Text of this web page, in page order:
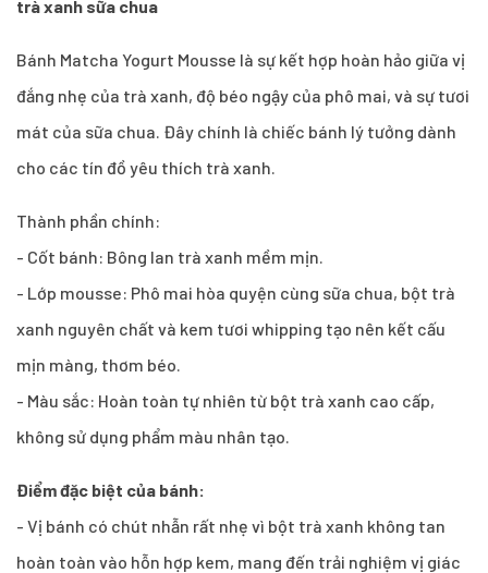
trà xanh sữa chua
Bánh Matcha Yogurt Mousse là sự kết hợp hoàn hảo giữa vị
đắng nhẹ của trà xanh, độ béo ngậy của phô mai, và sự tươi
mát của sữa chua. Đây chính là chiếc bánh lý tưởng dành
cho các tín đồ yêu thích trà xanh.
Thành phần chính:
- Cốt bánh: Bông lan trà xanh mềm mịn.
- Lớp mousse: Phô mai hòa quyện cùng sữa chua, bột trà
xanh nguyên chất và kem tươi whipping tạo nên kết cấu
mịn màng, thơm béo.
- Màu sắc: Hoàn toàn tự nhiên từ bột trà xanh cao cấp,
không sử dụng phẩm màu nhân tạo.
Điểm đặc biệt của bánh:
- Vị bánh có chút nhẫn rất nhẹ vì bột trà xanh không tan
hoàn toàn vào hỗn hợp kem, mang đến trải nghiệm vị giác